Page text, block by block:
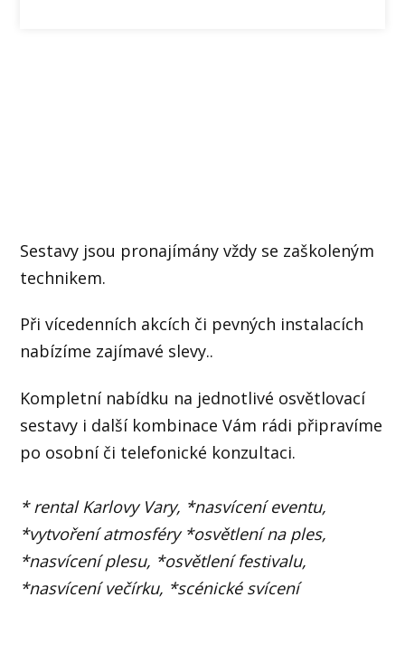
Sestavy jsou pronajímány vždy se zaškoleným
technikem.
Při vícedenních akcích či pevných instalacích
nabízíme zajímavé slevy..
Kompletní nabídku na jednotlivé osvětlovací
sestavy i další kombinace Vám rádi připravíme
po osobní či telefonické konzultaci.
* rental Karlovy Vary, *nasvícení eventu,
*vytvoření atmosféry *osvětlení na ples,
*nasvícení plesu, *osvětlení festivalu,
*nasvícení večírku, *scénické svícení